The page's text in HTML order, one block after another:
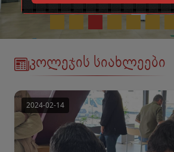
კოლეჯის სიახლეები